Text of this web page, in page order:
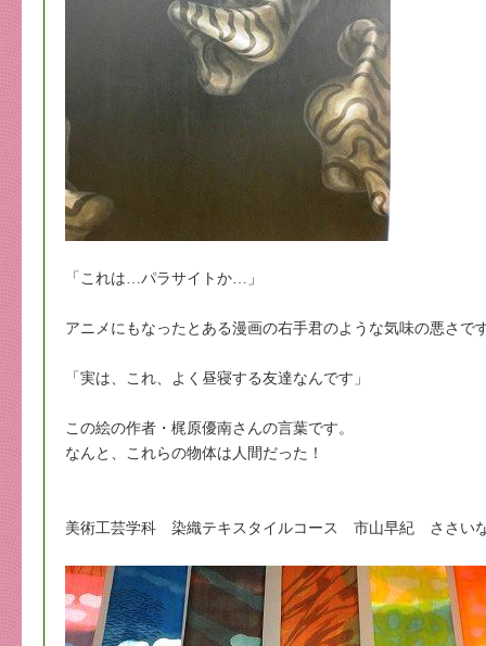
「これは…パラサイトか…」
アニメにもなったとある漫画の右手君のような気味の悪さで
「実は、これ、よく昼寝する友達なんです」
この絵の作者・梶原優南さんの言葉です。
なんと、これらの物体は人間だった！
美術工芸学科 染織テキスタイルコース 市山早紀 ささい